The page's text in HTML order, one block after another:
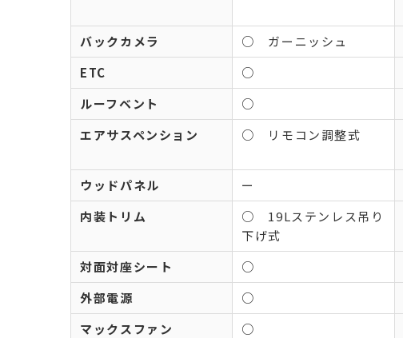
バックカメラ
○ ガーニッシュ
ETC
○
ルーフベント
○
エアサスペンション
○ リモコン調整式
ウッドパネル ー
内装トリム
○ 19Lステンレス吊り
下げ式
対面対座シート ○
外部電源
○
マックスファン
○